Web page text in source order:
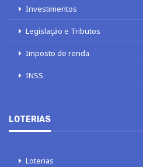
Investimentos
Legislação e Tributos
Imposto de renda
INSS
LOTERIAS
Loterias